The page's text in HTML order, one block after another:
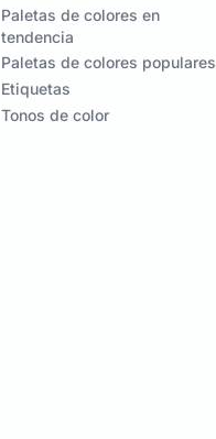
Paletas de colores en
tendencia
Paletas de colores populares
Etiquetas
Tonos de color